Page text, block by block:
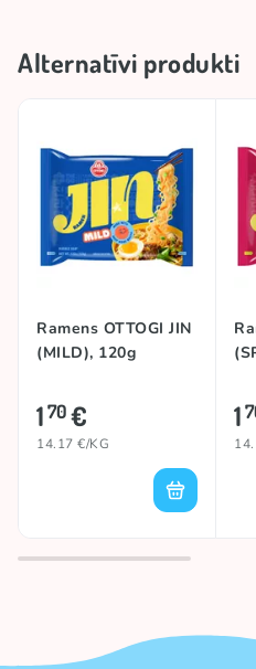
Alternatīvi produkti
Ramens OTTOGI JIN
(MILD), 120g
170€
14.17 €/KG
1